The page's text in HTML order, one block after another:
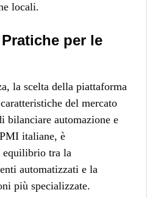
locali.
per le
la scelta della piattaforma
del mercato
bilanciare automazione e
italiane, è
equilibrio tra la
automatizzati e la
più specializzate.